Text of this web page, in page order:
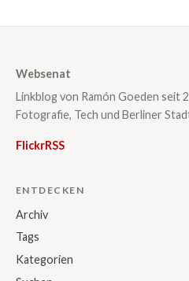
Websenat
Linkblog von Ramón Goeden seit
Fotografie, Tech und Berliner
FlickrRSS
ENTDECKEN
Archiv
Tags
Kategorien